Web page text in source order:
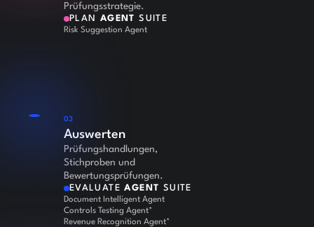
Prüfungsstrategie.
PLAN AGENT SUITE
Risk Suggestion Agent
03
Auswerten
Prüfungshandlungen,
Stichproben und
Bewertungsprüfungen.
EVALUATEAGENT SUITE
Document Intelligent Agent
Controls Testing Agent*
Revenue Recognition Agent*